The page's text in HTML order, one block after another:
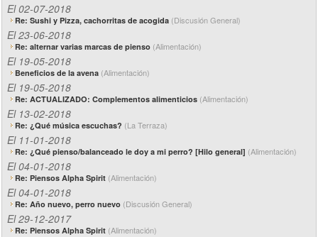
El 02-07-2018
Re: Sushi y Pizza, cachorritas de acogida (Discusión General)
El 23-06-2018
Re: alternar varias marcas de pienso (Alimentación)
El 19-05-2018
Beneficios de la avena (Alimentación)
El 19-05-2018
Re: ACTUALIZADO: Complementos alimenticios (Alimentación)
El 13-02-2018
Re: ¿Qué música escuchas? (La Terraza)
El 11-01-2018
Re: ¿Qué pienso/balanceado le doy a mi perro? [Hilo general] (Alimentación)
El 04-01-2018
Re: Piensos Alpha Spirit (Alimentación)
El 04-01-2018
Re: Año nuevo, perro nuevo (Discusión General)
El 29-12-2017
Re: Piensos Alpha Spirit (Alimentación)